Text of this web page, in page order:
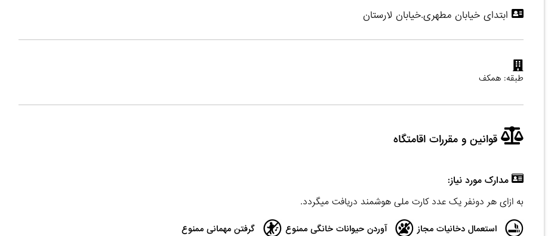
ابتدای خیابان مطهری.خیابان لارستان
طبقه: همکف
قوانین و مقررات اقامتگاه
مدارک مورد نیاز:
به ازای هر دونفر یک عدد کارت ملی هوشمند دریافت میگردد.
استعمال دخانیات مجاز آوردن حیوانات خانگی ممنوع گرفتن مهمانی ممنوع